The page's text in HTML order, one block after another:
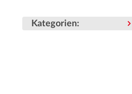
Kategorien: